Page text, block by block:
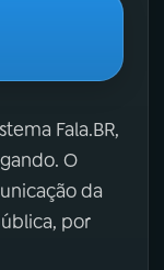
Fala.BR,
O
da
por